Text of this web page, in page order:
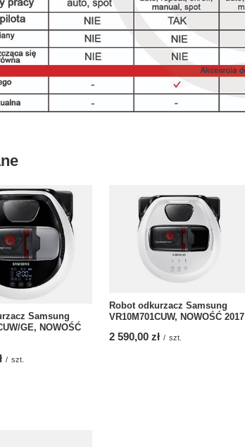
Samsung
GE, NOWOŚĆ
/ szt.
Robot odkurzacz Samsung
VR10M701CUW, NOWOŚĆ 2017
2 590,00 zł / szt.